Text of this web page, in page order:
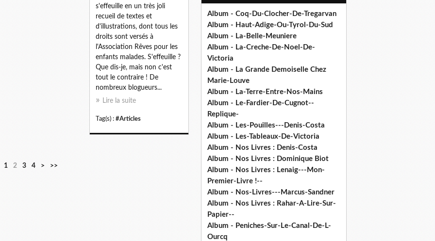
s'effeuille en un très joli
recueil de textes et
d'illustrations, dont tous les
droits sont versés à
l'Association Rêves pour les
enfants malades. S'effeuille ?
Que dis-je, mais non c'est
tout le contraire ! De
nombreux blogueurs...
Lire la suite
Tag(s) : #Articles
1 2 3 4 > >>
Album - Coq-Du-Clocher-De-Tregarvan
Album - Haut-Adige-Ou-Tyrol-Du-Sud
Album - La-Belle-Meuniere
Album - La-Creche-De-Noel-De-
Victoria
Album - La Grande Demoiselle Chez
Marie-Louve
Album - La-Terre-Entre-Nos-Mains
Album - Le-Fardier-De-Cugnot--
Replique-
Album - Les-Pouilles---Denis-Costa
Album - Les-Tableaux-De-Victoria
Album - Nos Livres : Denis-Costa
Album - Nos Livres : Dominique Biot
Album - Nos Livres : Lenaig---Mon-
Premier-Livre !--
Album - Nos-Livres---Marcus-Sandner
Album - Nos Livres : Rahar-A-Lire-Sur-
Papier--
Album - Peniches-Sur-Le-Canal-De-L-
Ourcq